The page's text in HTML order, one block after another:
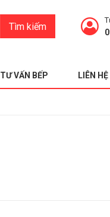
Tìm kiếm
TƯ VẤN BẾP LIÊN HỆ